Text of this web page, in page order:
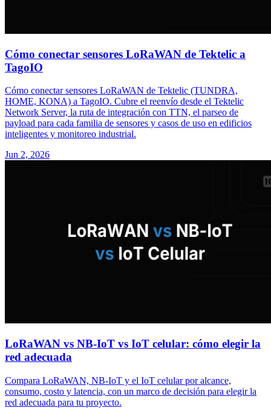
Cómo conectar sensores LoRaWAN de Tektelic a
TagoIO
Cómo conectar sensores LoRaWAN de Tektelic (TUNDRA,
HOME, KONA) a TagoIO. Cubre el reenvío desde el Tektelic
Network Server, la ruta de integración con TTN, el parseo de
payload para cada familia de sensores y casos de uso en edificios
inteligentes y monitoreo industrial.
Jun 2, 2026
LoRaWAN vs NB-IoT vs IoT celular: cómo elegir la
red adecuada
Compara LoRaWAN, NB-IoT y el IoT celular por alcance,
consumo, costo y latencia, con un marco de decisión para elegir la
red adecuada para tu proyecto.